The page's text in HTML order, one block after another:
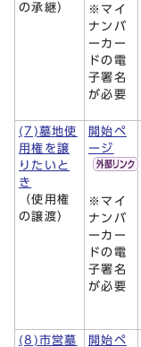
の承継）
※マイ
ナンバ
ーカー
ドの電
子署名
が必要
(7)墓地使
用権を譲
りたいと
き
（使用権
の譲渡）
開始ペ
ージ
※マイ
ナンバ
ーカー
ドの電
子署名
が必要
(8)市営墓
開始ペ